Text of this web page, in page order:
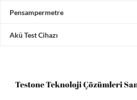
Pensampermetre
Akü Test Cihazı
Testone Teknoloji Çözümleri